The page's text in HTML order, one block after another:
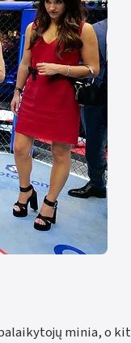
minia, o